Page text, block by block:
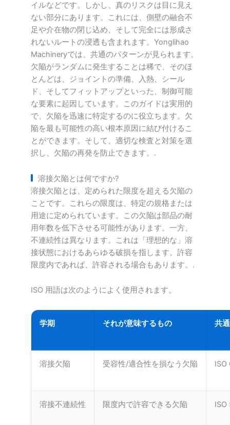
イルなどです。しかし、真のリスクは目に見え
ない部分にあります。これには、側壁の融合不
足や介在物の閉じ込め、そして完全には形成さ
れないルートの浸透も含まれます。Yonglihao
Machineryでは、共通のパターンが見られます。
欠陥がランダムに発生することは稀で、そのほ
とんどは、ジョイントの準備、入熱、シール
ド、そしてフィットアップといった、制御可能
な要素に起因しています。このガイドは実用的
で、欠陥を迅速に特定するのに役立ちます。欠
陥を最も可能性の高い根本原因に結び付けるこ
とができます。そして、適切な検査と対策を選
択し、欠陥の再発を防止できます。.
溶接欠陥とは何ですか?
溶接欠陥とは、定められた限度を超える欠陥の
ことです。これらの限度は、特定の規格または
用途に定められています。この欠陥は部品の耐
用年数を低下させる可能性があります。一方、
不連続性は異なります。これは「理想的な」溶
接状態におけるあらゆる破損を指します。許容
限度内であれば、許容される場合もあります。.
ISO 用語は次のようによく使用されます。
学期 それが意味するもの 共
溶接欠陥 受容性/適合性を損なう欠陥
溶接不連続性 限度内で許容できる欠陥 ISO